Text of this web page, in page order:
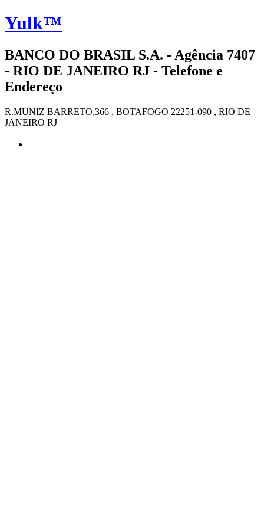
Yulk™
BANCO DO BRASIL S.A. - Agência 7407
- RIO DE JANEIRO RJ - Telefone e
Endereço
R.MUNIZ BARRETO,366 , BOTAFOGO 22251-090 , RIO DE
JANEIRO RJ